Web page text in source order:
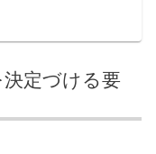
定づける要